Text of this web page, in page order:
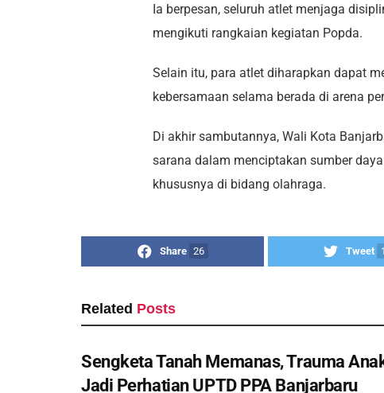
Ia berpesan, seluruh atlet menjaga
mengikuti rangkaian kegiatan Popda.
Selain itu, para atlet diharapkan dapat
kebersamaan selama berada di arena
Di akhir sambutannya, Wali Kota
sarana dalam menciptakan sumber
khususnya di bidang olahraga.
Share 26 Tweet
Related Posts
Sengketa Tanah Memanas, Trauma
Jadi Perhatian UPTD PPA Banjarbaru